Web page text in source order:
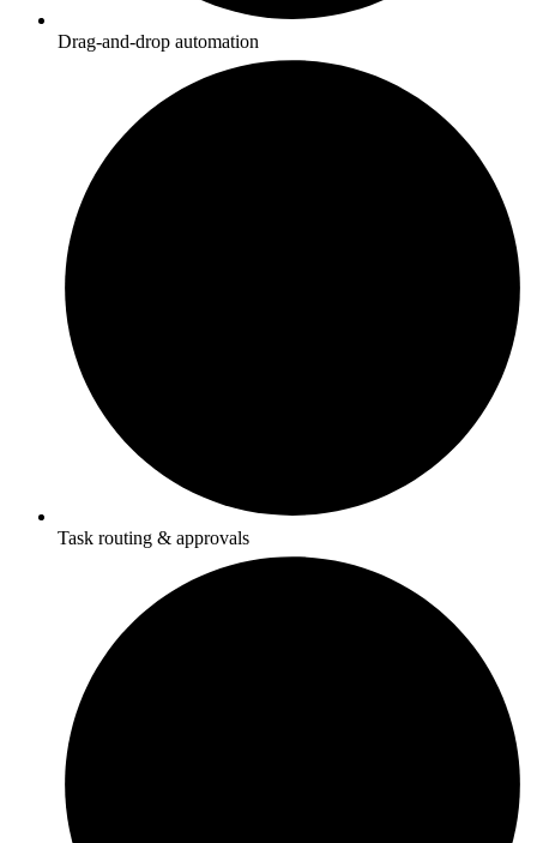
Drag-and-drop automation
Task routing & approvals